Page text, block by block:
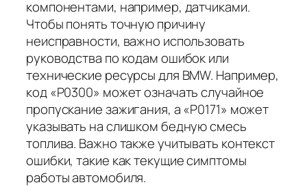
компонентами, например, датчиками.
Чтобы понять точную причину
неисправности, важно использовать
руководства по кодам ошибок или
технические ресурсы для BMW. Например,
код «P0300» может означать случайное
пропускание зажигания, а «P0171» может
указывать на слишком бедную смесь
топлива. Важно также учитывать контекст
ошибки, такие как текущие симптомы
работы автомобиля.